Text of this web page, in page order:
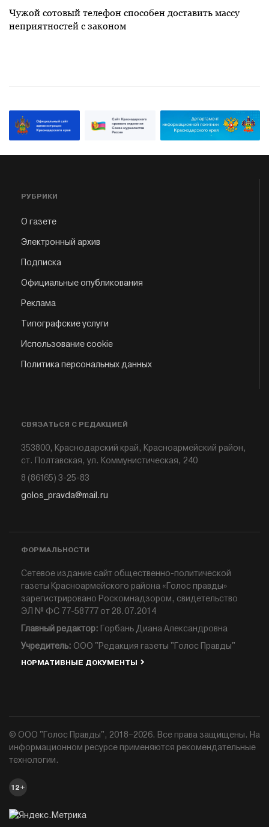
Чужой сотовый телефон способен доставить массу
неприятностей с законом
РУБРИКИ
О газете
Электронный архив
Подписка
Официальные опубликования
Реклама
Типографские услуги
Использование cookie
Политика персональных данных
СВЯЗАТЬСЯ С РЕДАКЦИЕЙ
353800, Краснодарский край, Красноармейский район,
ст. Полтавская, ул. Коммунистическая, 240
8 (86165) 3-25-83
golos_pravda@mail.ru
ФОРМАЛЬНОСТИ
Сетевое издание сайт общественно-политической
газеты Красноармейского района «Голос правды»
зарегистрировано Роскомнадзором, свидетельство
ЭЛ № ФС 77-58777 от 28.07.2014
Главный редактор: Горбань Диана Александровна
Учредитель: ООО "Редакция газеты "Голос Правды"
НОРМАТИВНЫЕ ДОКУМЕНТЫ
© ООО "Голос Правды", 2018–2026. Все права защищены. На
информационном ресурсе применяются рекомендательные
технологии.
12+